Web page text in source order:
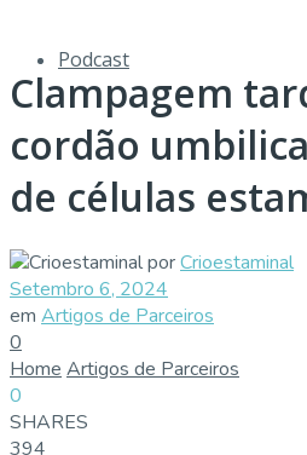
Podcast
Clampagem
cordão
de células
porCrioestaminal
Setembro 6, 2024
em Artigos de Parceiros
0
Home Artigos de Parceiros
0
SHARES
394